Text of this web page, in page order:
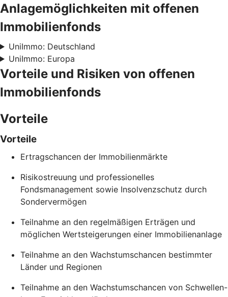
Anlagemöglichkeiten mit offenen
Immobilienfonds
UniImmo: Deutschland
UniImmo: Europa
Vorteile und Risiken von offenen
Immobilienfonds
Vorteile
Vorteile
Ertragschancen der Immobilienmärkte
Risikostreuung und professionelles
Fondsmanagement sowie Insolvenzschutz durch
Sondervermögen
Teilnahme an den regelmäßigen Erträgen und
möglichen Wertsteigerungen einer Immobilienanlage
Teilnahme an den Wachstumschancen bestimmter
Länder und Regionen
Teilnahme an den Wachstumschancen von Schwellen-